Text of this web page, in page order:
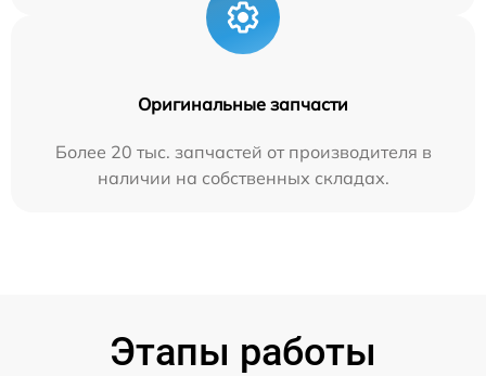
Оригинальные запчасти
Более 20 тыс. запчастей от производителя в
наличии на собственных складах.
Этапы работы